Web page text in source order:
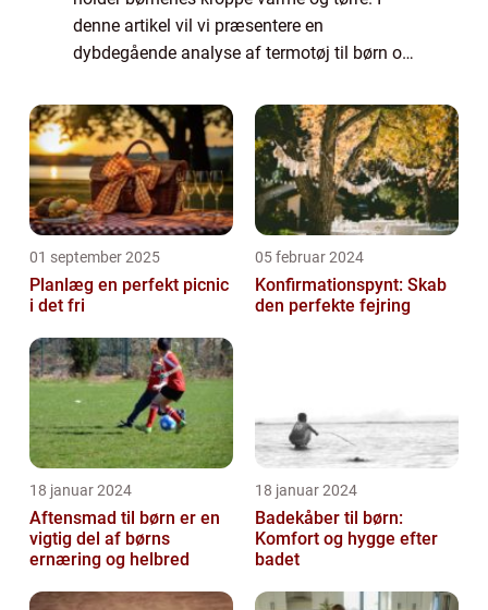
denne artikel vil vi præsentere en
dybdegående analyse af termotøj til børn og
interesserede bør vide om denne type tøj.
Term...
01 september 2025
Planlæg en perfekt picnic
i det fri
05 februar 2024
Konfirmationspynt: Skab
den perfekte fejring
18 januar 2024
Aftensmad til børn er en
vigtig del af børns
ernæring og helbred
18 januar 2024
Badekåber til børn:
Komfort og hygge efter
badet